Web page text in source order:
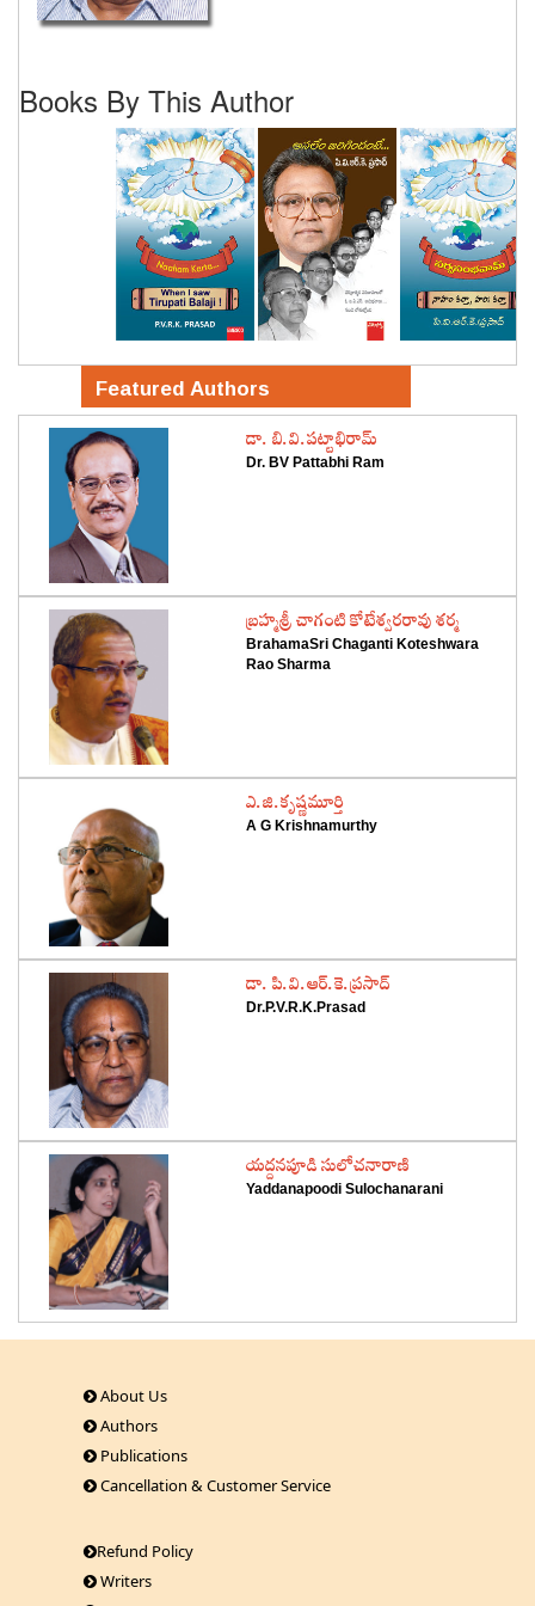
Books By This Author
Featured Authors
డా. బి.వి.పట్టాభిరామ్
Dr. BV Pattabhi Ram
‌బ్రహ్మశ్రీ చాగంటి కోటేశ్వరరావు శర్మ
BrahamaSri Chaganti Koteshwara
Rao Sharma
‌ఎ.జి.కృష్ణమూర్తి
A G Krishnamurthy
‌డా. పి.వి.ఆర్‌.కె.ప్రసాద్‌
Dr.P.V.R.K.Prasad
‌యద్దనపూడి సులోచనారాణి
Yaddanapoodi Sulochanarani
About Us
Authors
Publications
Cancellation & Customer Service
Refund Policy
Writers